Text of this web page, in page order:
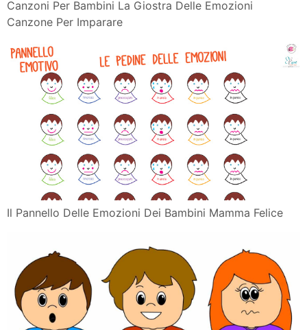
35
Melamusictv Youtube
Attivita Sulle Emozioni Per I Bambini Movimento
Psicoespressivo
Emozioni
Le Emozioni Dei Bambini Disegni Da Colorare Emozioni
Immagini
I Bambini Esprimono Le Emozioni Utilizzando Foglio E
Colori Ecco
Per Natale Ai Bimbi Tante Emozioni Di Carta Libri
Ragazzi Ansa
Orologio Delle Emozioni Per Bambini Lavoretti Creativi